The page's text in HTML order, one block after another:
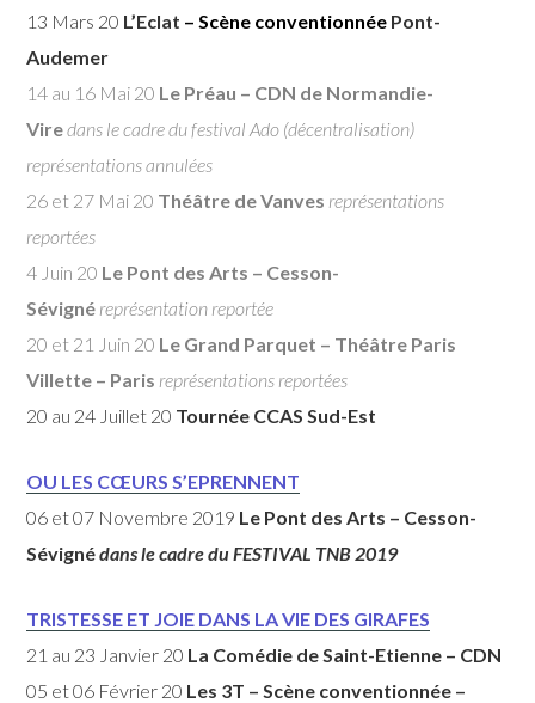
13 Mars 20 L’Eclat – Scène conventionnée Pont-
Audemer
14 au 16 Mai 20 Le Préau – CDN de Normandie-
Viredans le cadre du festival Ado (décentralisation)
représentations annulées
26 et 27 Mai 20 Théâtre de Vanves représentations
reportées
4 Juin 20 Le Pont des Arts – Cesson-
Sévigné représentation reportée
20 et 21 Juin 20 Le Grand Parquet – Théâtre Paris
Villette – Paris représentations reportées
20 au 24 Juillet 20 Tournée CCAS Sud-Est
OU LES CŒURS S’EPRENNENT
06 et 07 Novembre 2019 Le Pont des Arts – Cesson-
Sévignédans le cadre du FESTIVAL TNB 2019
TRISTESSE ET JOIE DANS LA VIE DES GIRAFES
21 au 23 Janvier 20 La Comédie de Saint-Etienne – CDN
05 et 06 Février 20 Les 3T – Scène conventionnée –